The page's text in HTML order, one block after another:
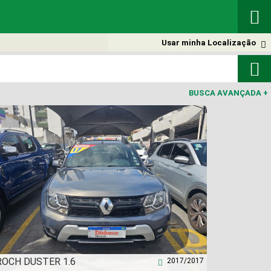


Usar minha Localização

BUSCA AVANÇADA +
DUSTER 1.6 2017/2017
